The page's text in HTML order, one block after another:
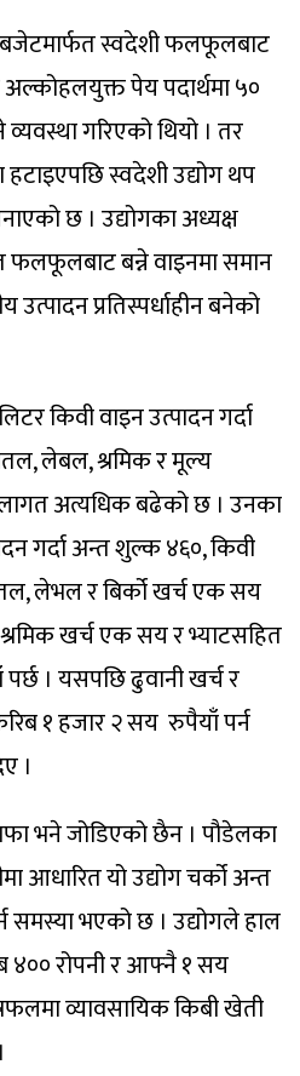
स्वदेशी फलफूलबाट
अल्कोहलयुक्त पेय पदार्थमा ५०
गरिएको थियो । तर
स्वदेशी उद्योग थप
छ । उद्योगका अध्यक्ष
बन्ने वाइनमा समान
प्रतिस्पर्धाहीन बनेको
किवी वाइन उत्पादन गर्दा
लेबल, श्रमिक र मूल्य
अत्यधिक बढेको छ । उनका
गर्दा अन्त शुल्क ४६०, किवी
लेभल र बिर्को खर्च एक सय
खर्च एक सय र भ्याटसहित
। यसपछि ढुवानी खर्च र
१ हजार २ सय रुपैयाँ पर्न
।
भने जोडिएको छैन । पौडेलका
आधारित यो उद्योग चर्को अन्त
समस्या भएको छ । उद्योगले हाल
४०० रोपनी र आफ्नै १ सय
व्यावसायिक किबी खेती